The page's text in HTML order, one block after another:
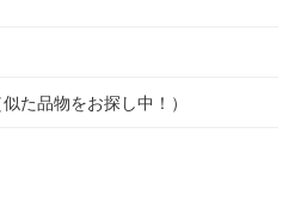
た品物をお探し中！）